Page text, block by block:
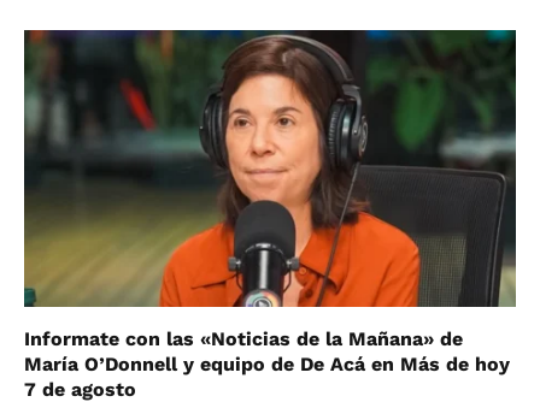
Informate con las «Noticias de la Mañana» de
María O’Donnell y equipo de De Acá en Más de hoy
7 de agosto